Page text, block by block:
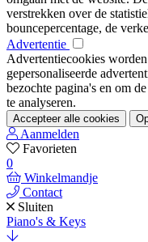
verstrekken over de
bouncepercentage, de
Advertentie
Advertentiecookies
gepersonaliseerde
bezochte pagina's en om
te analyseren.
Accepteer alle cookies
Aanmelden
Favorieten
0
Winkelmandje
Contact
Sluiten
Piano's & Keys